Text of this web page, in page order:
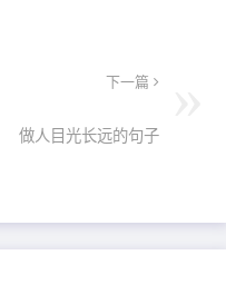
下一篇
做人目光长远的句子